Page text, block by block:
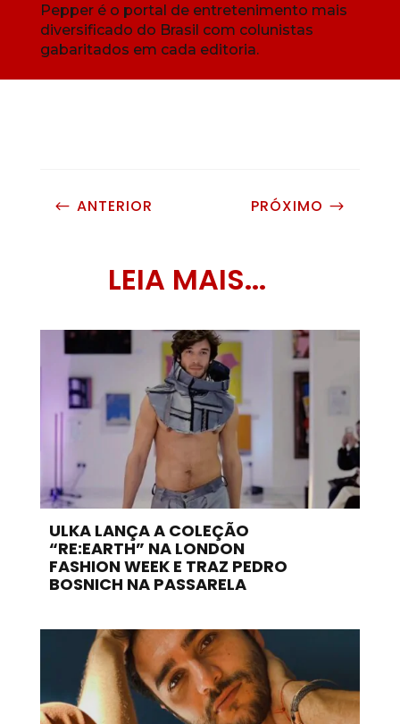
Pepper é o portal de entretenimento mais
diversificado do Brasil com colunistas
gabaritados em cada editoria.
# ANTERIOR PRÓXIMO $
LEIA MAIS...
ULKA LANÇA A COLEÇÃO
“RE:EARTH” NA LONDON
FASHION WEEK E TRAZ PEDRO
BOSNICH NA PASSARELA